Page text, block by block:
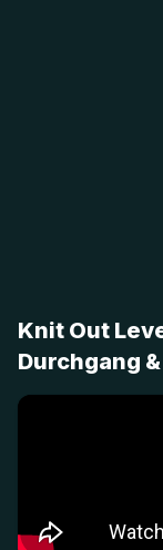
Knit Out
Durchgang